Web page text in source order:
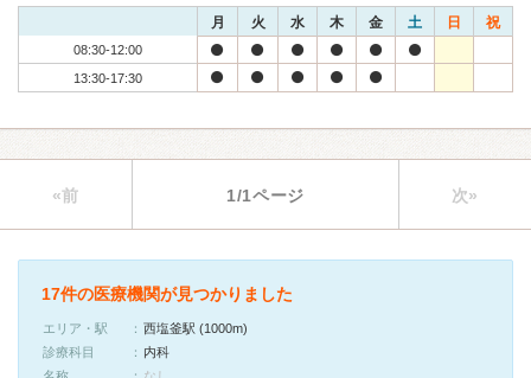
月 火 水 木 金 土 日 祝
08:30-12:00
13:30-17:30
«前 1/1ページ 次»
17件の医療機関が見つかりました
エリア・駅
西塩釜駅 (1000m)
診療科目
内科